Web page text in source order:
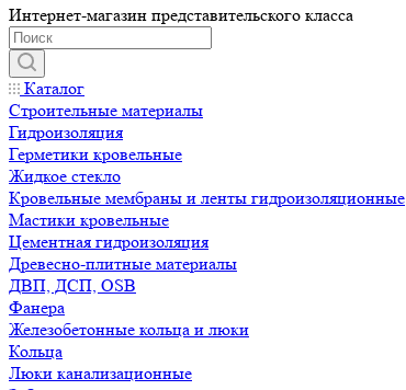
Интернет-магазин представительского класса
Каталог
Строительные материалы
Гидроизоляция
Герметики кровельные
Жидкое стекло
Кровельные мембраны и ленты гидроизоляционные
Мастики кровельные
Цементная гидроизоляция
Древесно-плитные материалы
ДВП, ДСП, OSB
Фанера
Железобетонные кольца и люки
Кольца
Люки канализационные